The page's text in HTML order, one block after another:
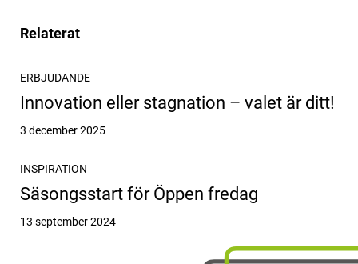
Relaterat
ERBJUDANDE
Innovation eller stagnation – valet är ditt!
Publicerat
3 december 2025
INSPIRATION
Säsongsstart för Öppen fredag
Publicerat
13 september 2024